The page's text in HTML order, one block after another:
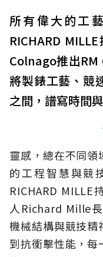
所有偉大的工
RICHARD
Colnago推出RM
將製錶工藝、競
之間，譜寫時間
靈感，總在不同
的工程智慧與競
RICHARD MILLE
人Richard Mille
機械結構與競技精
到抗衝擊性能，每